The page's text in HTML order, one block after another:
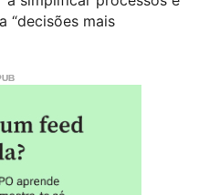
“decisões mais